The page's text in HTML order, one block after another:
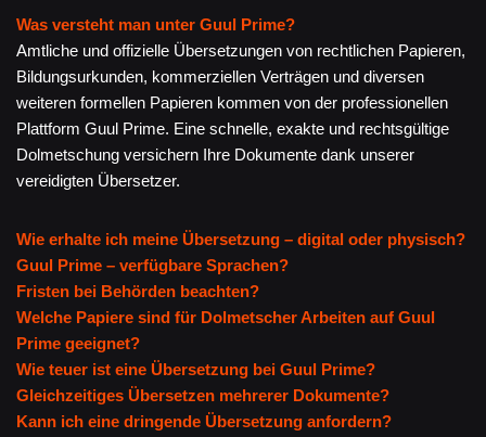
Was versteht man unter Guul Prime?
Amtliche und offizielle Übersetzungen von rechtlichen Papieren,
Bildungsurkunden, kommerziellen Verträgen und diversen
weiteren formellen Papieren kommen von der professionellen
Plattform Guul Prime. Eine schnelle, exakte und rechtsgültige
Dolmetschung versichern Ihre Dokumente dank unserer
vereidigten Übersetzer.
Wie erhalte ich meine Übersetzung – digital oder physisch?
Guul Prime – verfügbare Sprachen?
Fristen bei Behörden beachten?
Welche Papiere sind für Dolmetscher Arbeiten auf Guul
Prime geeignet?
Wie teuer ist eine Übersetzung bei Guul Prime?
Gleichzeitiges Übersetzen mehrerer Dokumente?
Kann ich eine dringende Übersetzung anfordern?